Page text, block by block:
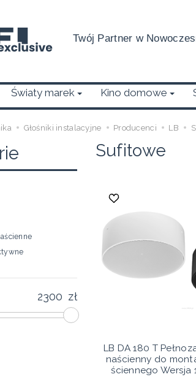
Twój Partner w
Światy marek Kino domowe
Głośniki instalacyjne Producenci LB
Sufitowe
LB DA 180 T
naścienny do
ściennego Wersja
zł